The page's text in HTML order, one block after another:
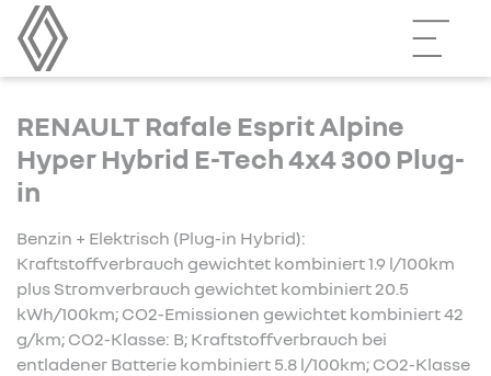
RENAULT Rafale Esprit Alpine
Hyper Hybrid E-Tech 4x4 300 Plug-
in
Benzin + Elektrisch (Plug-in Hybrid):
Kraftstoffverbrauch gewichtet kombiniert 1.9 l/100km
plus Stromverbrauch gewichtet kombiniert 20.5
kWh/100km; CO2-Emissionen gewichtet kombiniert 42
g/km; CO2-Klasse: B; Kraftstoffverbrauch bei
entladener Batterie kombiniert 5.8 l/100km; CO2-Klasse